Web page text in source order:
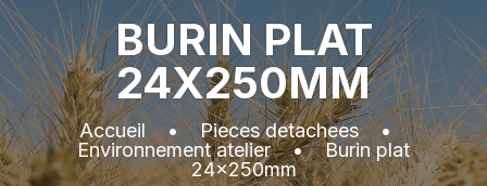
BURIN PLAT
24X250MM
Accueil•Pieces detachees•
Environnement atelier•Burin plat
24x250mm